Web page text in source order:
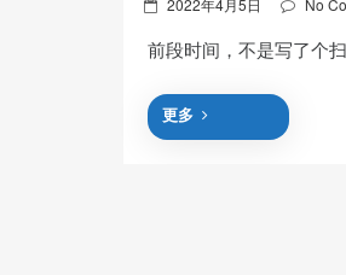
2022年4月5日 No
前段时间，不是写了个
更多